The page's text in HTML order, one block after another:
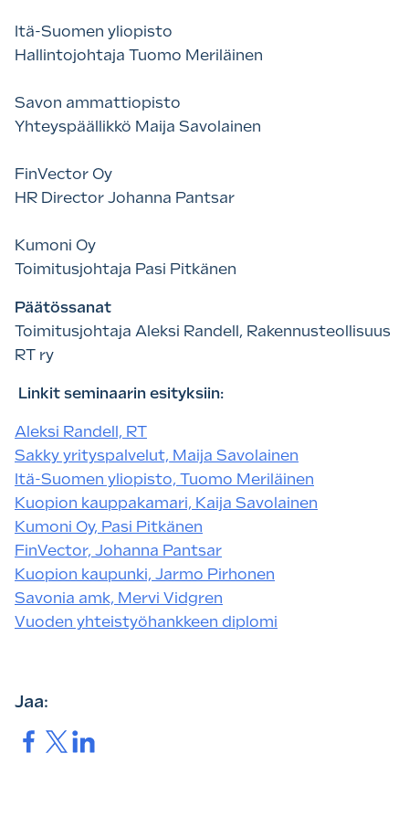
Itä-Suomen yliopisto
Hallintojohtaja Tuomo Meriläinen
Savon ammattiopisto
Yhteyspäällikkö Maija Savolainen
FinVector Oy
HR Director Johanna Pantsar
Kumoni Oy
Toimitusjohtaja Pasi Pitkänen
Päätössanat
Toimitusjohtaja Aleksi Randell, Rakennusteollisuus
RT ry
Linkit seminaarin esityksiin:
Aleksi Randell, RT
Sakky yrityspalvelut, Maija Savolainen
Itä-Suomen yliopisto, Tuomo Meriläinen
Kuopion kauppakamari, Kaija Savolainen
Kumoni Oy, Pasi Pitkänen
FinVector, Johanna Pantsar
Kuopion kaupunki, Jarmo Pirhonen
Savonia amk, Mervi Vidgren
Vuoden yhteistyöhankkeen diplomi
Jaa:
Jaa. Jaa.Jaa.